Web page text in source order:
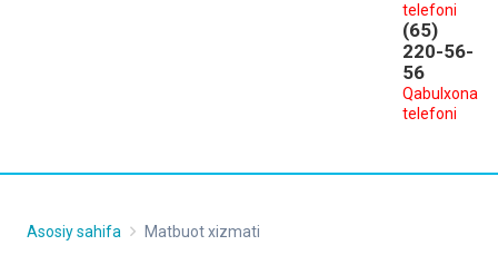
telefoni
(65)
220-56-
56
Qabulxona
telefoni
Asosiy sahifa Matbuot xizmati